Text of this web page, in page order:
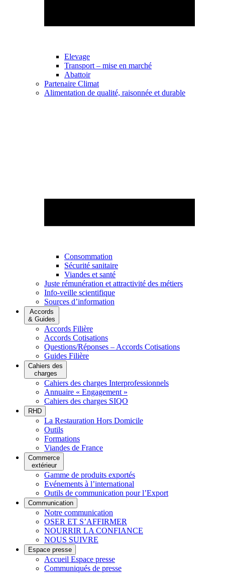
Elevage
Transport – mise en marché
Abattoir
Partenaire Climat
Alimentation de qualité, raisonnée et durable
Consommation
Sécurité sanitaire
Viandes et santé
Juste rémunération et attractivité des métiers
Info-veille scientifique
Sources d’information
Accords
& Guides
Accords Filière
Accords Cotisations
Questions/Réponses – Accords Cotisations
Guides Filière
Cahiers des
charges
Cahiers des charges Interprofessionnels
Annuaire « Engagement »
Cahiers des charges SIQO
RHD
La Restauration Hors Domicile
Outils
Formations
Viandes de France
Commerce
extérieur
Gamme de produits exportés
Evénements à l’international
Outils de communication pour l’Export
Communication
Notre communication
OSER ET S’AFFIRMER
NOURRIR LA CONFIANCE
NOUS SUIVRE
Espace presse
Accueil Espace presse
Communiqués de presse